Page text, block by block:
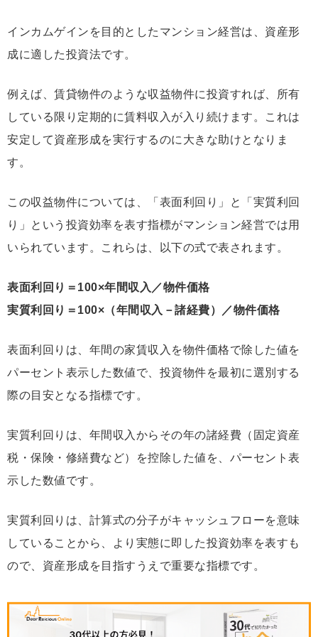
インカムゲインを目的としたマンション経営は、資産形
成に適した投資法です。
例えば、賃貸物件のような収益物件に投資すれば、所有
している限り定期的に賃料収入が入り続けます。これは
安定して資産形成を実行するのに大きな助けとなりま
す。
この収益物件については、「表面利回り」と「実質利回
り」という投資効率を表す指標がマンション経営では用
いられています。これらは、以下の式で表されます。
表面利回り＝100×年間収入／物件価格
実質利回り＝100×（年間収入－諸経費）／物件価格
表面利回りは、年間の家賃収入を物件価格で除した値を
パーセント表示した数値で、投資物件を最初に選別する
際の目安となる指標です。
実質利回りは、年間収入からその年の諸経費（固定資産
税・保険・修繕費など）を控除した値を、パーセント表
示した数値です。
実質利回りは、計算式の分子がキャッシュフローを意味
していることから、より実態に即した投資効率を表すも
ので、資産形成を目指すうえで重要な指標です。